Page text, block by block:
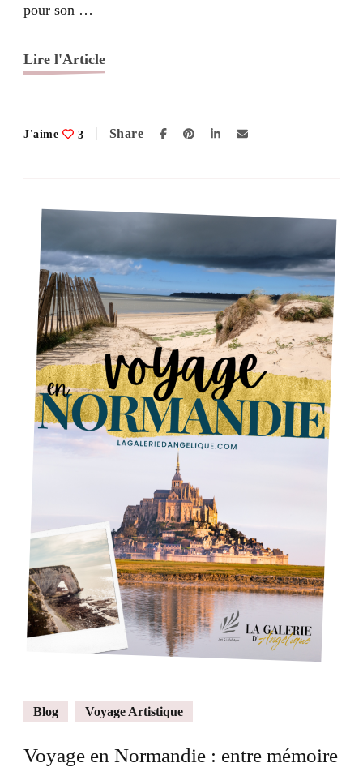
pour son …
Lire l'Article
J'aime 3 Share
Blog Voyage Artistique
Voyage en Normandie : entre mémoire